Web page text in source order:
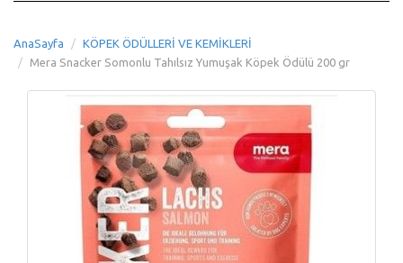
AnaSayfa
KÖPEK ÖDÜLLERİ VE KEMİKLERİ
Mera Snacker Somonlu Tahılsız Yumuşak Köpek Ödülü 200 gr